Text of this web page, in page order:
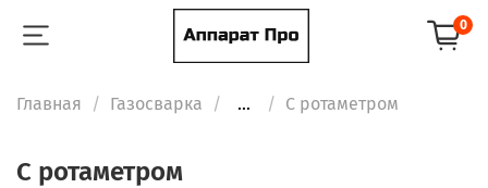
0
Главная Газосварка ... С ротаметром
С ротаметром